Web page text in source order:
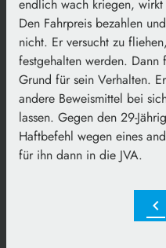
endlich wach kriegen,
Den Fahrpreis bezahlen
nicht. Er versucht zu
festgehalten werden.
Grund für sein Verhalten.
andere Beweismittel bei
lassen. Gegen den 29-
Haftbefehl wegen eines
für ihn dann in die JVA.
chevron_left